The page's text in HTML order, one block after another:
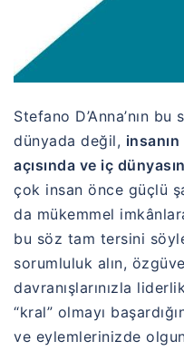
Stefano D’Anna’nın bu
dünyada değil,
açısında ve iç
çok insan önce güçlü
da mükemmel
bu söz tam tersini
sorumluluk alın,
davranışlarınızla
“kral” olmayı
ve eylemlerinizde